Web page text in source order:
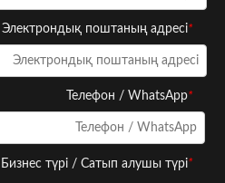
*
Электрондық поштаның адресі
*
Телефон / WhatsApp
*
Бизнес түрі / Сатып алушы түрі